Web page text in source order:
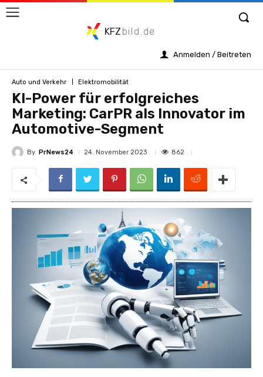
KFZ bild.de
Anmelden / Beitreten
Auto und Verkehr Elektromobilität
KI-Power für erfolgreiches
Marketing: CarPR als Innovator im
Automotive-Segment
By PrNews24 24. November 2023 862